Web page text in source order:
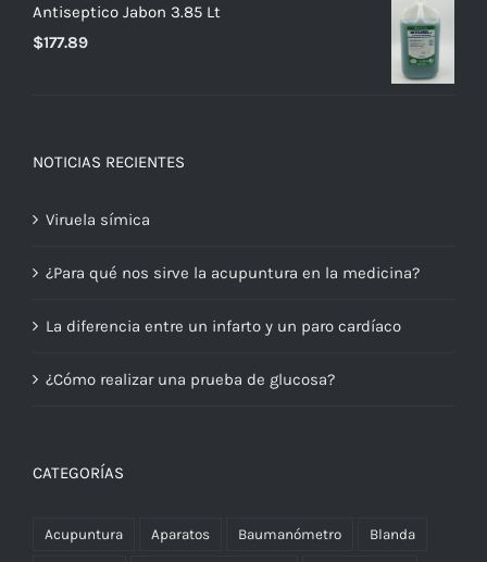
Antiseptico Jabon 3.85 Lt
$177.89
NOTICIAS RECIENTES
Viruela símica
¿Para qué nos sirve la acupuntura en la medicina?
La diferencia entre un infarto y un paro cardíaco
¿Cómo realizar una prueba de glucosa?
CATEGORÍAS
Acupuntura Aparatos Baumanómetro Blanda